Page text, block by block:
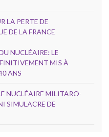
LA PERTE DE
DE LA FRANCE
NUCLÉAIRE: LE
MIS À
ANS
NUCLÉAIRE MILITARO-
SIMULACRE DE